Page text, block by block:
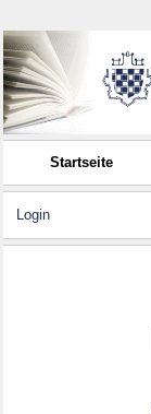
Startseite
Login